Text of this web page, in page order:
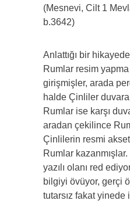
(Mesnevi, Cilt 1
b.3642)
Anlattığı bir
Rumlar resim yapma
girişmişler, arada
halde Çinliler duvara
Rumlar ise karşı
aradan çekilince
Çinlilerin resmi
Rumlar kazanmışlar.
yazılı olanı red
bilgiyi övüyor, gerçi
tutarsız fakat yinede